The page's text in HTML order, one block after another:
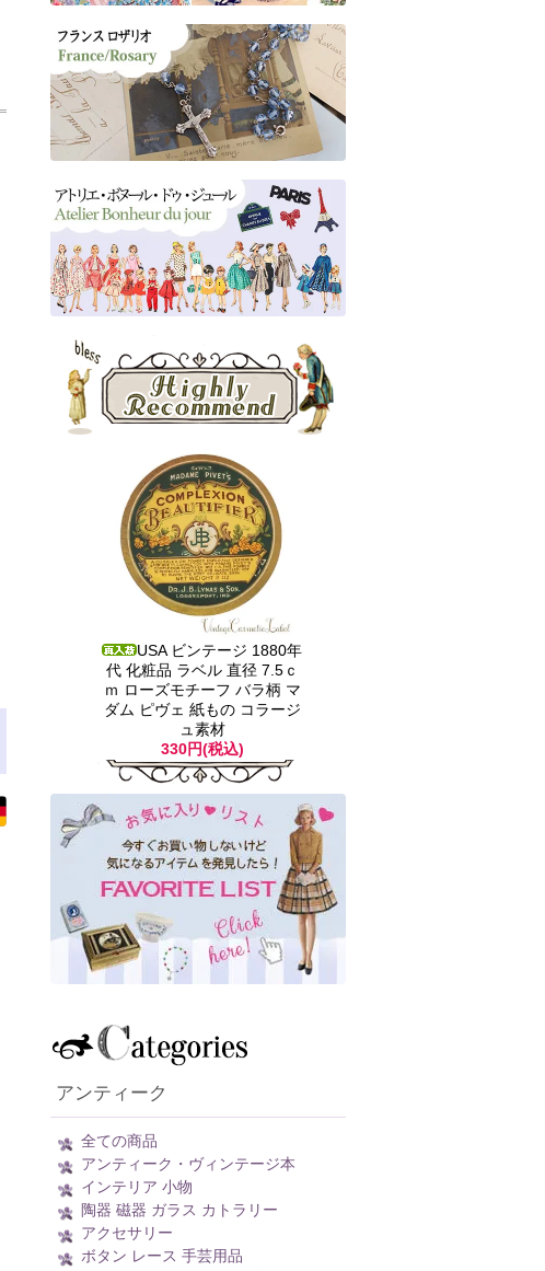
USA ビンテージ 1880年
代 化粧品 ラベル 直径 7.5ｃ
ｍ ローズモチーフ バラ柄 マ
ダム ピヴェ 紙もの コラージ
ュ素材
330円(税込)
アンティーク
全ての商品
アンティーク・ヴィンテージ本
インテリア 小物
陶器 磁器 ガラス カトラリー
アクセサリー
ボタン レース 手芸用品